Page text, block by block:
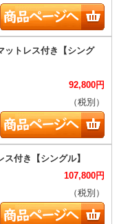
92,800円
（税別）
107,800円
（税別）